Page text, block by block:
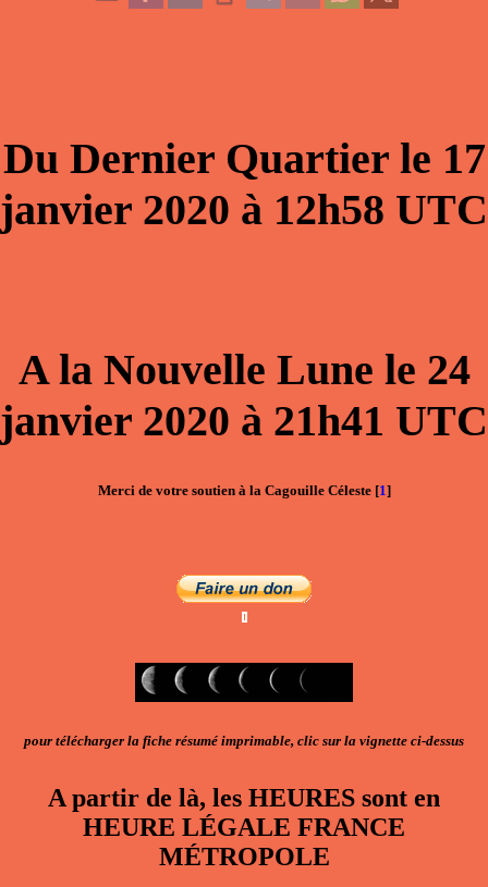
Du Dernier Quartierle 17
janvier 2020 à 12h58 UTC
A la Nouvelle Lune le 24
janvier 2020 à 21h41 UTC
Merci de votre soutien à la Cagouille Céleste[1]
pour télécharger la fiche résumé imprimable, clic sur la vignette ci-dessus
A partir de là, les HEURES sont en
HEURE LÉGALE FRANCE
MÉTROPOLE